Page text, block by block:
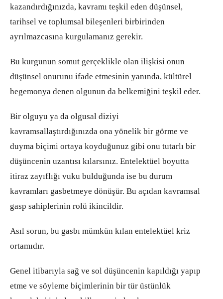
kazandırdığınızda, kavramı teşkil eden düşünsel,
tarihsel ve toplumsal bileşenleri birbirinden
ayrılmazcasına kurgulamanız gerekir.
Bu kurgunun somut gerçeklikle olan ilişkisi onun
düşünsel onurunu ifade etmesinin yanında, kültürel
hegemonya denen olgunun da belkemiğini teşkil eder.
Bir olguyu ya da olgusal diziyi
kavramsallaştırdığınızda ona yönelik bir görme ve
duyma biçimi ortaya koyduğunuz gibi onu tutarlı bir
düşüncenin uzantısı kılarsınız. Entelektüel boyutta
itiraz zayıflığı vuku bulduğunda ise bu durum
kavramları gasbetmeye dönüşür. Bu açıdan kavramsal
gasp sahiplerinin rolü ikincildir.
Asıl sorun, bu gasbı mümkün kılan entelektüel kriz
ortamıdır.
Genel itibarıyla sağ ve sol düşüncenin kapıldığı yapıp
etme ve söyleme biçimlerinin bir tür üstünlük